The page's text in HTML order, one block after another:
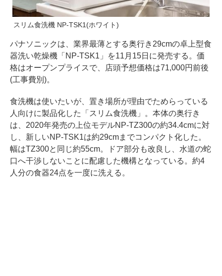
スリム食洗機 NP-TSK1(ホワイト)
パナソニックは、業界最薄とする奥行き29cmの卓上型食
器洗い乾燥機「NP-TSK1」を11月15日に発売する。価
格はオープンプライスで、店頭予想価格は71,000円前後
(工事費別)。
食洗機は使いたいが、置き場所が理由でためらっている
人向けに製品化した「スリム食洗機」。本体の奥行き
は、2020年発売の上位モデルNP-TZ300の約34.4cmに対
し、新しいNP-TSK1は約29cmまでコンパクト化した。
幅はTZ300と同じ約55cm。ドア部分も改良し、水道の蛇
口へ干渉しないことに配慮した機構となっている。約4
人分の食器24点を一度に洗える。